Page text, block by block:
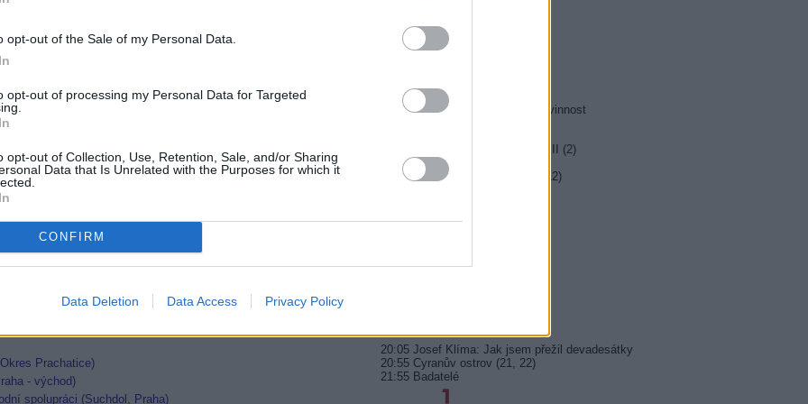
opt-out of the Sale of my Personal Data.
opt-out of processing my Personal Data for Targeted
opt-out of Collection, Use, Retention, Sale, and/or Sharing
Data that Is Unrelated with the Purposes for which it
CONFIRM
Data Deletion Data Access Privacy Policy
roku
Prachatice)
- východ)
spolupráci (Suchdol, Praha)
21:00 Nejlepší trapasy
22:15 Okno do hřbitova
20:55 Hrabě Monte Christo (4/8)
21:50 Jesse Stone: Ztracená nevinnost
20:20 Případy mimořádné Marty II (2)
21:25 Farma Česko II (27)
22:35 Kriminálka Las Vegas X (12)
20:05 Josef Klíma: Jak jsem přežil devadesátky
20:55 Cyranův ostrov (21, 22)
21:55 Badatelé